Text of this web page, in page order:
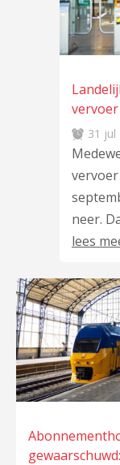
31 jul
neer.
lees